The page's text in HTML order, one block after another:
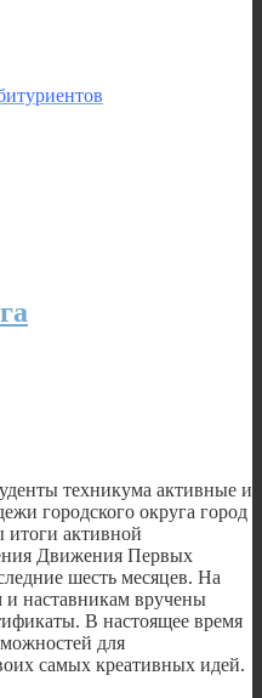
техникума активные и
городского округа город
итоги активной
Движения Первых
шесть месяцев. На
и наставникам вручены
В настоящее время
для
самых креативных идей.